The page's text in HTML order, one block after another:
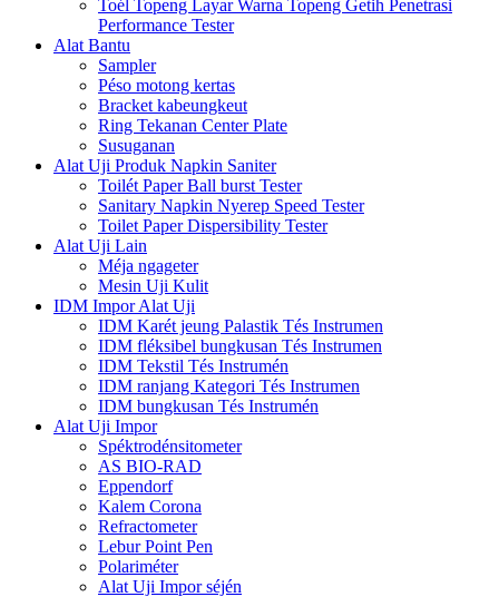
Toél Topeng Layar Warna Topeng Getih Penetrasi
Performance Tester
Alat Bantu
Sampler
Péso motong kertas
Bracket kabeungkeut
Ring Tekanan Center Plate
Susuganan
Alat Uji Produk Napkin Saniter
Toilét Paper Ball burst Tester
Sanitary Napkin Nyerep Speed ​​Tester
Toilet Paper Dispersibility Tester
Alat Uji Lain
Méja ngageter
Mesin Uji Kulit
IDM Impor Alat Uji
IDM Karét jeung Palastik Tés Instrumen
IDM fléksibel bungkusan Tés Instrumen
IDM Tekstil Tés Instrumén
IDM ranjang Kategori Tés Instrumen
IDM bungkusan Tés Instrumén
Alat Uji Impor
Spéktrodénsitometer
AS BIO-RAD
Eppendorf
Kalem Corona
Refractometer
Lebur Point Pen
Polariméter
Alat Uji Impor séjén